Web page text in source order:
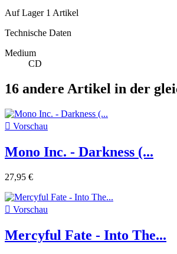
Auf Lager 1 Artikel
Technische Daten
Medium
CD
16 andere Artikel in der
 Vorschau
Mono Inc. - Darkness (...
27,95 €
 Vorschau
Mercyful Fate - Into The...